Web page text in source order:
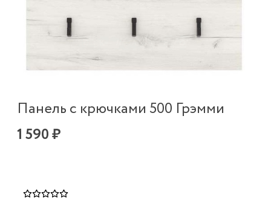
Панель с крючками 500 Грэмми
1 590 ₽